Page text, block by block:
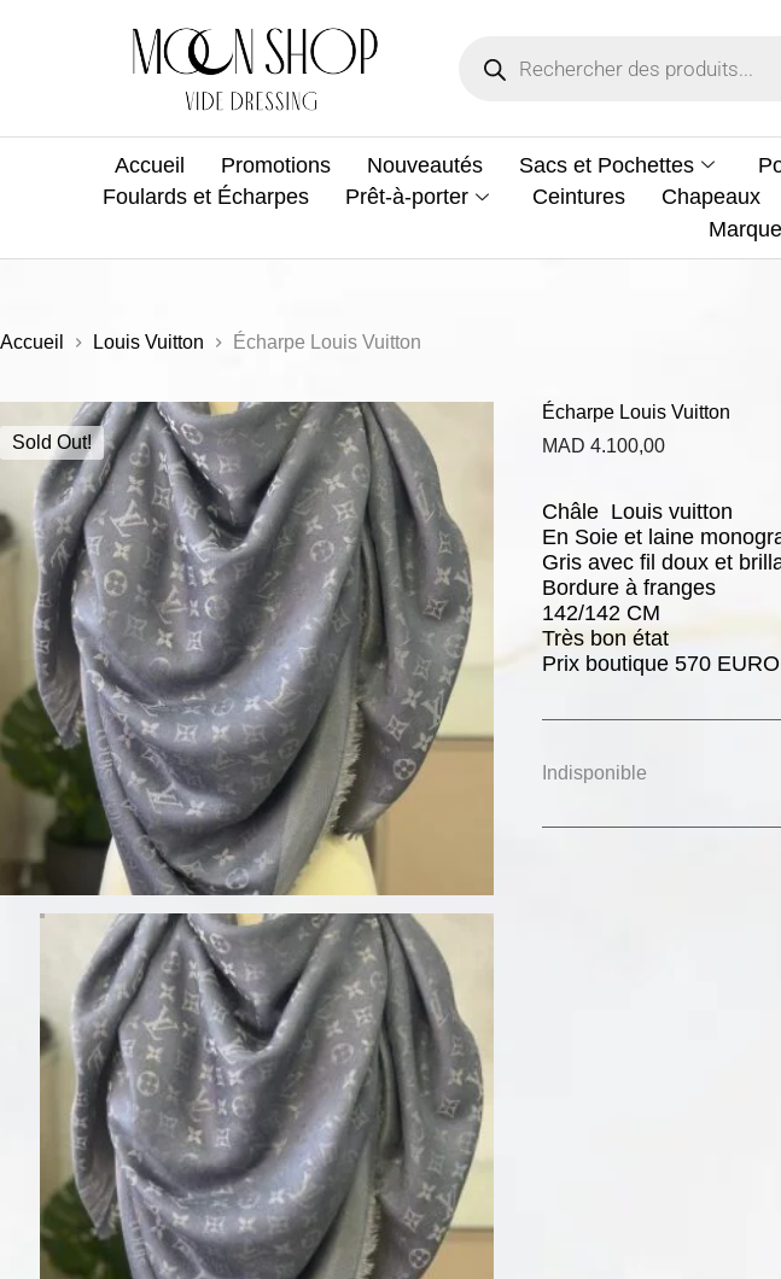
Accueil Promotions Nouveautés Sacs et Pochettes
Foulards et Écharpes
Prêt-à-porter Ceintures Chapeaux
Accueil Louis Vuitton Écharpe Louis Vuitton
Sold Out!
Écharpe Louis Vuitton
MAD 4.100,00
Châle Louis vuitton
En Soie et laine
Gris avec fil doux et
Bordure à franges
142/142 CM
Très bon état
Prix boutique 570 EURO
Indisponible